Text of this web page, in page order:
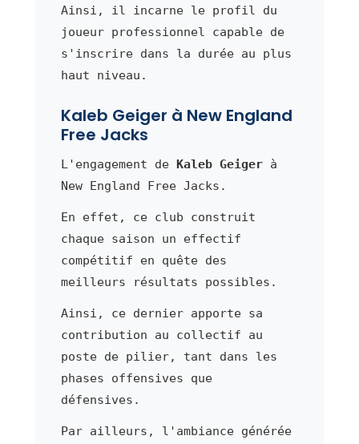
Ainsi, il incarne le profil du
joueur professionnel capable de
s'inscrire dans la durée au plus
haut niveau.
Kaleb Geiger à New England
Free Jacks
L'engagement de Kaleb Geigerà
New England Free Jacks.
En effet, ce club construit
chaque saison un effectif
compétitif en quête des
meilleurs résultats possibles.
Ainsi, ce dernier apporte sa
contribution au collectif au
poste de pilier, tant dans les
phases offensives que
défensives.
Par ailleurs, l'ambiance générée